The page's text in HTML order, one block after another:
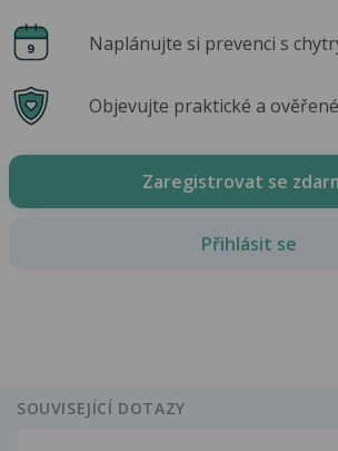
Naplánujte si prevenci s
Objevujte praktické a
Zaregistrovat se
Přihlásit se
SOUVISEJÍCÍ DOTAZY